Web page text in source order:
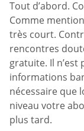
Tout d’abord.
Comme
très court.
rencontres
gratuite. Il n’est
informations
nécessaire que
niveau votre
plus tard.